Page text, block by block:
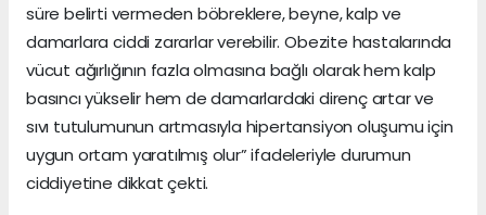
süre belirti vermeden böbreklere, beyne, kalp ve
damarlara ciddi zararlar verebilir. Obezite hastalarında
vücut ağırlığının fazla olmasına bağlı olarak hem kalp
basıncı yükselir hem de damarlardaki direnç artar ve
sıvı tutulumunun artmasıyla hipertansiyon oluşumu için
uygun ortam yaratılmış olur” ifadeleriyle durumun
ciddiyetine dikkat çekti.